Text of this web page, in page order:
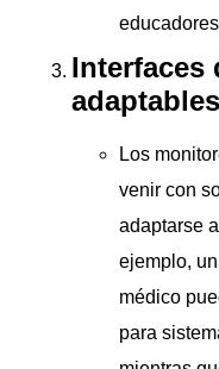
Interfaces
Los
venir con
adaptarse
ejemplo,
médico
para